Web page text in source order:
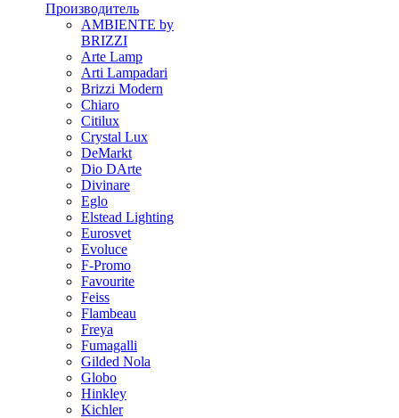
Производитель
AMBIENTE by
BRIZZI
Arte Lamp
Arti Lampadari
Brizzi Modern
Chiaro
Citilux
Crystal Lux
DeMarkt
Dio DArte
Divinare
Eglo
Elstead Lighting
Eurosvet
Evoluce
F-Promo
Favourite
Feiss
Flambeau
Freya
Fumagalli
Gilded Nola
Globo
Hinkley
Kichler